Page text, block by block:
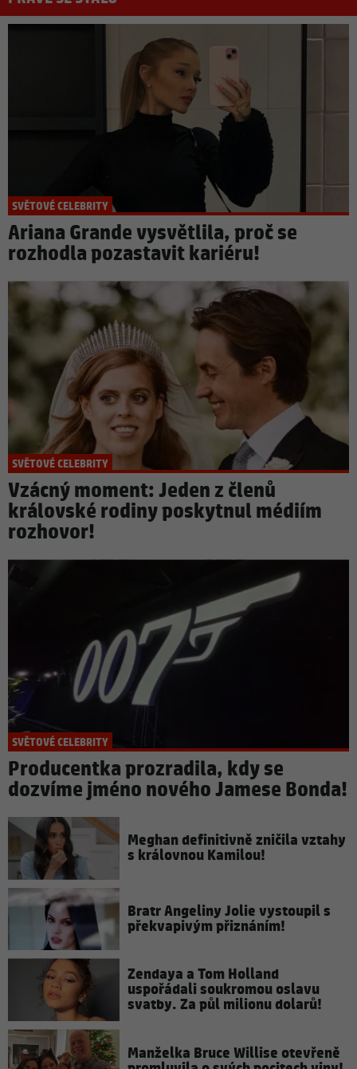
SVĚTOVÉ CELEBRITY
Ariana Grande vysvětlila, proč se
rozhodla pozastavit kariéru!
SVĚTOVÉ CELEBRITY
Vzácný moment: Jeden z členů
královské rodiny poskytnul médiím
rozhovor!
SVĚTOVÉ CELEBRITY
Producentka prozradila, kdy se
dozvíme jméno nového Jamese Bonda!
Meghan definitivně zničila vztahy
s královnou Kamilou!
Bratr Angeliny Jolie vystoupil s
překvapivým přiznáním!
Zendaya a Tom Holland
uspořádali soukromou oslavu
svatby. Za půl milionu dolarů!
Manželka Bruce Willise otevřeně